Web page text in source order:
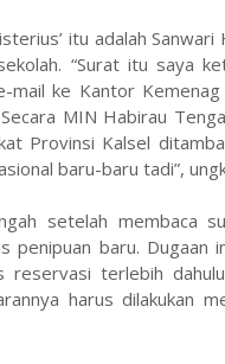
itu adalah
“Surat itu saya
ke Kantor Kemenag
MIN Habirau
Provinsi Kalsel
baru-baru tadi”,
setelah membaca
baru. Dugaan
terlebih
harus dilakukan